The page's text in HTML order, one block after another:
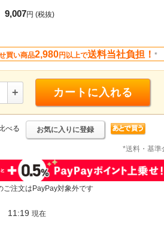
9,007円 (税抜)
買い商品2,980円以上で送料当社負担！ *
+ カートに入れる
べる お気に入りに登録
*送料・基準
注文はPayPay対象外です
11:19 現在